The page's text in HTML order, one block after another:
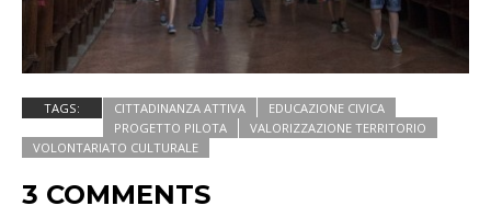
TAGS: CITTADINANZA ATTIVA
EDUCAZIONE CIVICA
PROGETTO PILOTA
VALORIZZAZIONE TERRITORIO
VOLONTARIATO CULTURALE
3 COMMENTS